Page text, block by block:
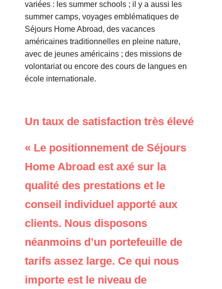
variées : les summer schools ; il y a aussi les
summer camps, voyages emblématiques de
Séjours Home Abroad, des vacances
américaines traditionnelles en pleine nature,
avec de jeunes américains ; des missions de
volontariat ou encore des cours de langues en
école internationale.
Un taux de satisfaction très élevé
« Le positionnement de Séjours
Home Abroad est axé sur la
qualité des prestations et le
conseil individuel apporté aux
clients. Nous disposons
néanmoins d’un portefeuille de
tarifs assez large. Ce qui nous
importe est le niveau de